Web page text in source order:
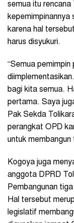
semua itu rencana
kepemimpinannya
karena hal
harus disyukuri.
“Semua pemimpin
bagi kita semua.
pertama. Saya
Pak Sekda
perangkat OPD
untuk membangun
Kogoya juga
anggota DPRD
Pembangunan
Hal tersebut
legislatif